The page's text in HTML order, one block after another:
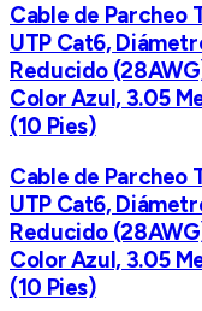
Cable de Parcheo
UTP Cat6,
Reducido
Color Azul, 3.05
(10 Pies)
Cable de Parcheo
UTP Cat6,
Reducido
Color Azul, 3.05
(10 Pies)